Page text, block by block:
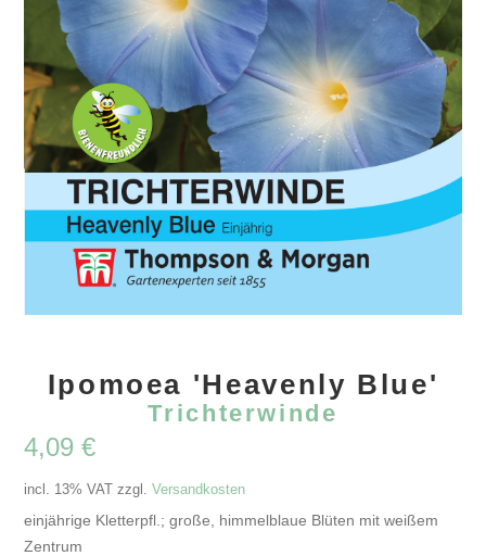
Ipomoea 'Heavenly Blue'
Trichterwinde
4,09€
incl. 13% VAT zzgl.Versandkosten
einjährige Kletterpfl.; große, himmelblaue Blüten mit weißem
Zentrum